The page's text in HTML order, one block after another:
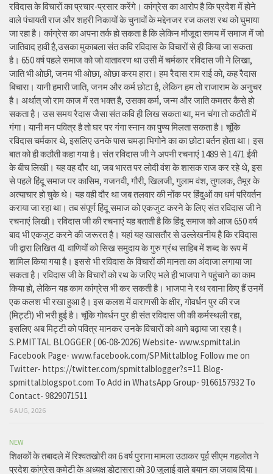
रविदास के विचारों का प्रचार-प्रसार करेंगे। कांग्रेस का आरोप है कि प्रदेश में होने
वाले पंचायती राज और शहरी निकायों के चुनावों के मद्देनजर रज कलश रथ को घुमाया
जा रहा है। कांग्रेस का अपना तर्क हो सकता है कि लेकिन मौजूदा समय में समाज में जो
जातिवाद हावी है,उसका मुकाबला संत कवि रविदास के विचारों से ही किया जा सकता
है। 650 वर्ष पहले समाज को जो वातावरण था उसी में चर्मकार रविदास जी ने लिखा,
जाति भी ओछी, जनम भी ओछा, ओछा करम हारा। हम रैदास राम राई को, कह रैदास
बिचारा। यानी हमारी जाति, जनम और कर्म छोटा है, लेकिन हम तो राजाराम के अनुचर
है। अर्थात् जो राम काज में रत भक्त है, उसका कर्म, जन्म और जाति कमतर कैसे हो
सकता है। उस समय रैदास जैसा संत कवि ही लिख सकता था, मन चंगा तो कठौती में
गंगा। यानी मन पवित्र है तो घर पर गंगा स्नान का पुण्य मिलता सकता है। चूंकि
रविदास चर्मकार थे, इसलिए उनके पास चमड़ा भिगोने का का छोटा बर्तन होता था। इस
बात को ही कठौती कहा गया है। संत रविदास जी ने अपनी रचनाएं 1489 से 1471 ईवी
के बीच लिखी। यह वह दौर था, जब भारत पर लोदी वंश के शासक राज कर रहे थे, इस
से पहले हिंदू समाज पर कासिम, गजनवी, गौरी, खिलजी, गुलाम वंश, तुगलक, तैमूर के
अत्याचार हो चुके थे। यह वही दौर था जब तलवार की नोंक पर हिंदुओं का धर्म परिवर्तन
कराया जा रहा था। तब संपूर्ण हिंदू समाज को एकजुट करने के लिए संत रविदास जी ने
रचनाएं लिखी। रविदास जी की रचनाएं यह बताती है कि हिंदू समाज को आज 650 वर्ष
बाद भी एकजुट करने की जरूरत है। यहां यह खासतौर से उल्लेखनीय है कि रविदास
जी द्वारा लिखित 41 वाणियोंं को सिख समुदाय के गुरु ग्रंथ साहिब में शब्द के रूप में
शामिल किया गया है। इससे भी रविदास के विचारों की मानता का अंदाजा लगाया जा
सकता है। रविदास जी के विचारों को रथ के जरिए भले ही भाजपा ने पहुंचाने का काम
किया हो, लेकिन यह काम कांग्रेस भी कर सकती है। भाजपा ने रथ रवाना किए हैं उनमें
एक कलश भी रखा हुआ है। इस कलश में वाराणसी के क्षीर, गोवर्धन पुर की रज
(मिट्टी) भी भरी हुई है। चूंकि गोवर्धन पुर ही संत रविदास जी की कर्मस्थली रहा,
इसलिए अब मिट्टी को पवित्र मानकर उनके विचारों को आगे बढ़ाया जा रहा है।
S.P.MITTAL BLOGGER ( 06-08-2026) Website- www.spmittal.in
Facebook Page- www.facebook.com/SPMittalblog Follow me on
Twitter- https://twitter.com/spmittalblogger?s=11 Blog-
spmittal.blogspot.com To Add in WhatsApp Group- 9166157932 To
Contact- 9829071511
6 AUG, 2026
NEW
शिक्षकों के तबादले में रिश्वतखोरी का 6 वर्ष पुराना मामला उठाकर पूर्व सीएम गहलोत ने
प्रदेश कांग्रेस कमेटी के अध्यक्ष डोटासरा को 30 जुलाई वाले बयान का जवाब दिया।